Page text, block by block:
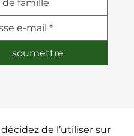
soumettre
de l’utiliser sur